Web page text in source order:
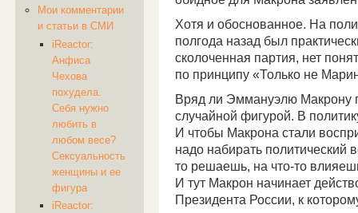
Мои комментарии
и статьи в СМИ
iReactor:
Анфиса
Чехова
похудела.
Себя нужно
любить в
любом весе?
Сексуальность
женщины и ее
фигура
iReactor:
Хотя и обоснованное. На
полгода назад был
сколоченная партия, нет
по принципу «Только не
Вряд ли Эммануэлю Макрону
случайной фигурой. В
И чтобы Макрона стали
надо набирать политический
то решаешь, на что-то
И тут Макрон начинает
Президента России, к